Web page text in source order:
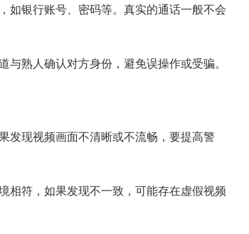
如银行账号、密码等。真实的通话一般不会
熟人确认对方身份，避免误操作或受骗。
发现视频画面不清晰或不流畅，要提高警
相符，如果发现不一致，可能存在虚假视频